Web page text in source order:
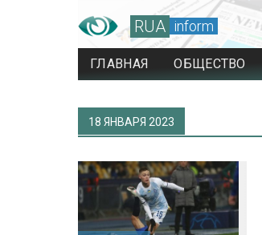
RUA inform
ГЛАВНАЯ ОБЩЕСТВО
18 ЯНВАРЯ 2023